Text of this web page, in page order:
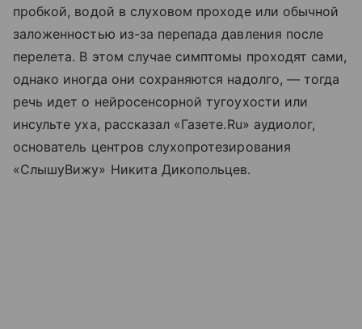
пробкой, водой в слуховом проходе или обычной
заложенностью из-за перепада давления после
перелета. В этом случае симптомы проходят сами,
однако иногда они сохраняются надолго, — тогда
речь идет о нейросенсорной тугоухости или
инсульте уха, рассказал «Газете.Ru» аудиолог,
основатель центров слухопротезирования
«СлышуВижу» Никита Дикопольцев.